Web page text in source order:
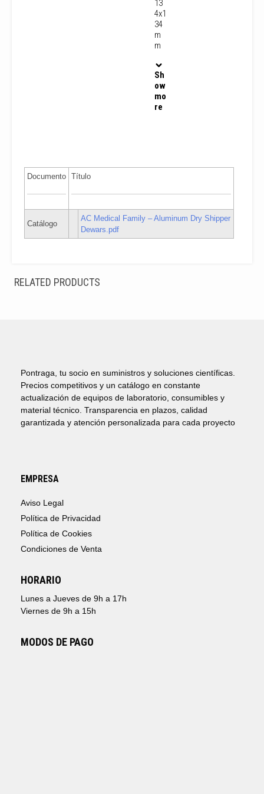
13
4x1
34
m
m
Sh
ow
mo
re
Documento Título
Catálogo
AC Medical Family – Aluminum Dry Shipper
Dewars.pdf
RELATED PRODUCTS
Pontraga, tu socio en suministros y soluciones científicas.
Precios competitivos y un catálogo en constante
actualización de equipos de laboratorio, consumibles y
material técnico. Transparencia en plazos, calidad
garantizada y atención personalizada para cada proyecto
EMPRESA
Aviso Legal
Política de Privacidad
Política de Cookies
Condiciones de Venta
HORARIO
Lunes a Jueves de 9h a 17h
Viernes de 9h a 15h
MODOS DE PAGO